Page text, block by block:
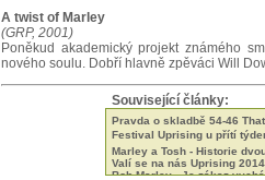
A twist of Marley
(GRP, 2001)
Poněkud akademický projekt známého
nového soulu. Dobří hlavně zpěváci Will
Související články:
Pravda o skladbě 54-46
Festival Uprising u přítí
Marley a Tosh - Historie
Valí se na nás Uprising 2014
Bob Marley - Je zákaz